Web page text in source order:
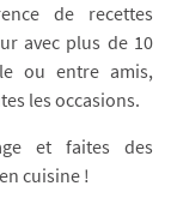
de recettes
avec plus de 10
ou entre amis,
les occasions.
et faites des
cuisine !